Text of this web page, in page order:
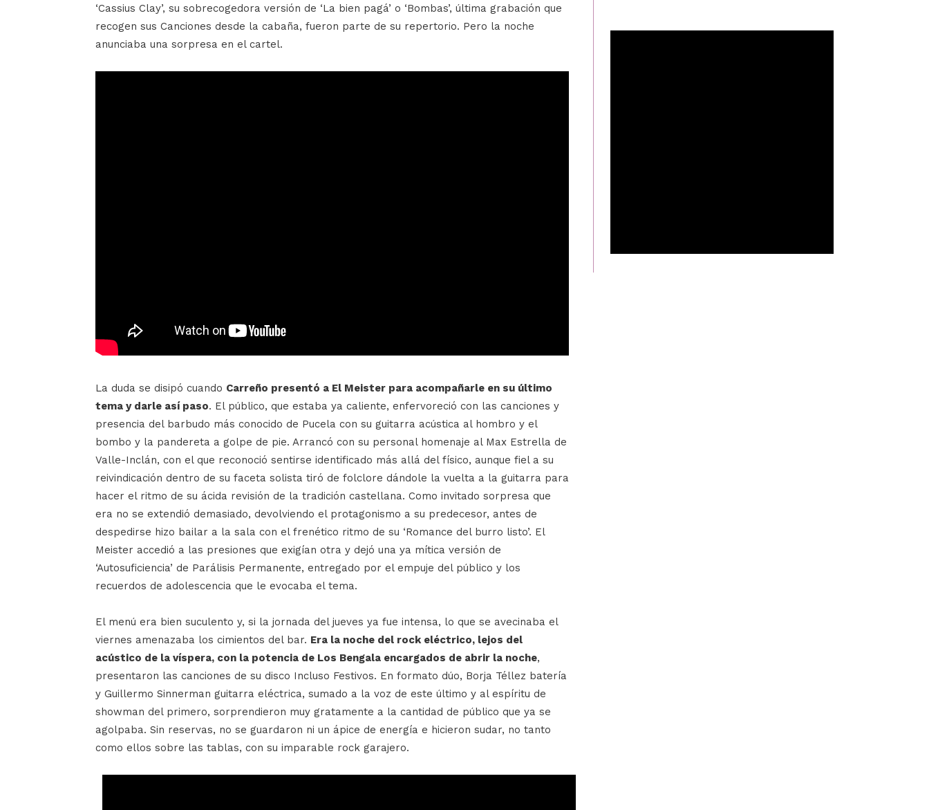
‘Cassius Clay’, su sobrecogedora versión de ‘La bien pagá’ o ‘Bombas’, última grabación que
recogen sus Canciones desde la cabaña, fueron parte de su repertorio. Pero la noche
anunciaba una sorpresa en el cartel.
La duda se disipó cuando Carreño presentó a El Meister para acompañarle en su último
tema y darle así paso. El público, que estaba ya caliente, enfervoreció con las canciones y
presencia del barbudo más conocido de Pucela con su guitarra acústica al hombro y el
bombo y la pandereta a golpe de pie. Arrancó con su personal homenaje al Max Estrella de
Valle-Inclán, con el que reconoció sentirse identificado más allá del físico, aunque fiel a su
reivindicación dentro de su faceta solista tiró de folclore dándole la vuelta a la guitarra para
hacer el ritmo de su ácida revisión de la tradición castellana. Como invitado sorpresa que
era no se extendió demasiado, devolviendo el protagonismo a su predecesor, antes de
despedirse hizo bailar a la sala con el frenético ritmo de su ‘Romance del burro listo’. El
Meister accedió a las presiones que exigían otra y dejó una ya mítica versión de
‘Autosuficiencia’ de Parálisis Permanente, entregado por el empuje del público y los
recuerdos de adolescencia que le evocaba el tema.
El menú era bien suculento y, si la jornada del jueves ya fue intensa, lo que se avecinaba el
viernes amenazaba los cimientos del bar. Era la noche del rock eléctrico, lejos del
acústico de la víspera, con la potencia de Los Bengala encargados de abrir la noche,
presentaron las canciones de su disco Incluso Festivos. En formato dúo, Borja Téllez batería
y Guillermo Sinnerman guitarra eléctrica, sumado a la voz de este último y al espíritu de
showman del primero, sorprendieron muy gratamente a la cantidad de público que ya se
agolpaba. Sin reservas, no se guardaron ni un ápice de energía e hicieron sudar, no tanto
como ellos sobre las tablas, con su imparable rock garajero.